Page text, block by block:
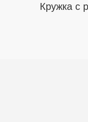
Кружка с